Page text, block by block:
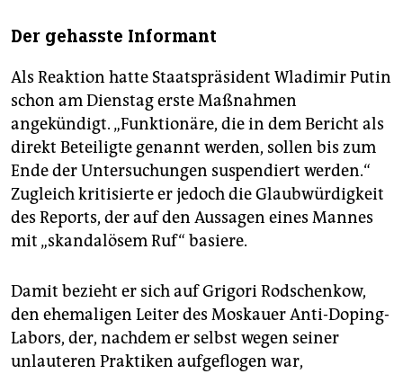
Der gehasste Informant
Als Reaktion hatte Staatspräsident Wladimir Putin
schon am Dienstag erste Maßnahmen
angekündigt. „Funktionäre, die in dem Bericht als
direkt Beteiligte genannt werden, sollen bis zum
Ende der Untersuchungen suspendiert werden.“
Zugleich kritisierte er jedoch die Glaubwürdigkeit
des Reports, der auf den Aussagen eines Mannes
mit „skandalösem Ruf“ basiere.
Damit bezieht er sich auf Grigori Rodschenkow,
den ehemaligen Leiter des Moskauer Anti-Doping-
Labors, der, nachdem er selbst wegen seiner
unlauteren Praktiken aufgeflogen war,